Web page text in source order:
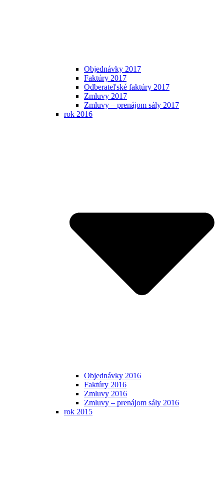
Objednávky 2017
Faktúry 2017
Odberateľské faktúry 2017
Zmluvy 2017
Zmluvy – prenájom sály 2017
rok 2016
Objednávky 2016
Faktúry 2016
Zmluvy 2016
Zmluvy – prenájom sály 2016
rok 2015